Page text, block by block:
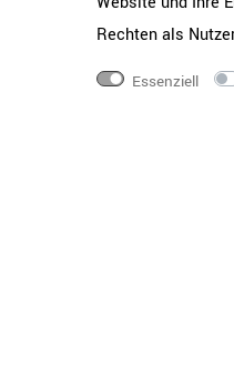
Rechten als
Essenziell